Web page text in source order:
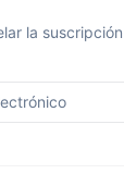
la